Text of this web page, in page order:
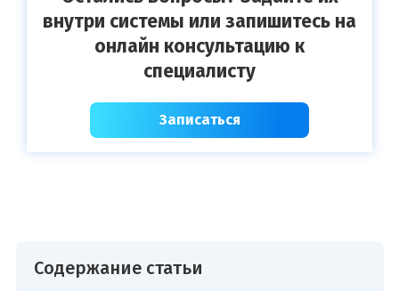
внутри системы или запишитесь на
онлайн консультацию к
специалисту
Записаться
Содержание статьи